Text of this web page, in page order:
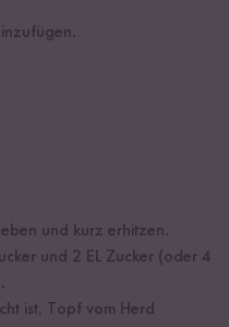
und kurz erhitzen.
und 2 EL Zucker (oder 4
ist, Topf vom Herd